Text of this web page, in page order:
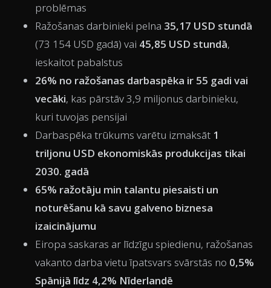
problēmas
Ražošanas darbinieki pelna 35,17 USD stundā
(73 154 USD gadā) vai 45,85 USD stundā,
ieskaitot pabalstus
26% no ražošanas darbaspēka ir 55 gadi vai
vecāki, kas pārstāv 3,9 miljonus darbinieku,
kuri tuvojas pensijai
Darbaspēka trūkums varētu izmaksāt 1
triljonu USD ekonomiskās produkcijas tikai
2030. gadā
65% ražotāju min talantu piesaisti un
noturēšanu kā savu galveno biznesa
izaicinājumu
Eiropa saskaras ar līdzīgu spiedienu, ražošanas
vakanto darba vietu īpatsvars svārstās no 0,5%
Spānijā līdz 4,2% Nīderlandē